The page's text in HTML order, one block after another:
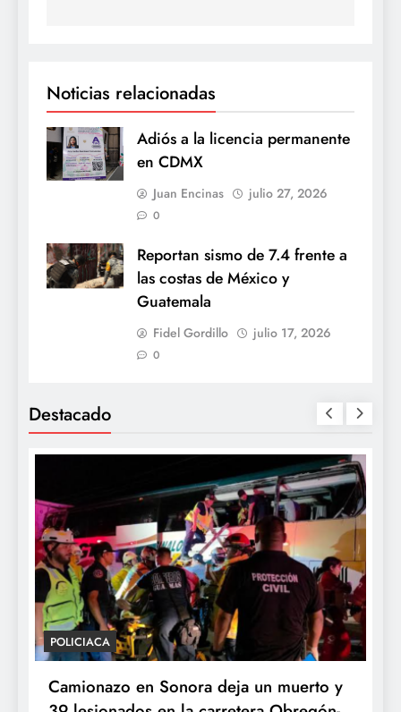
Noticias relacionadas
Adiós a la licencia permanente
en CDMX
Juan Encinas julio 27, 2026
0
Reportan sismo de 7.4 frente a
las costas de México y
Guatemala
Fidel Gordillo julio 17, 2026
0
Destacado
POLICIACA
Camionazo en Sonora deja un muerto y